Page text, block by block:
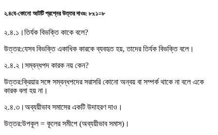
২.৪যে-কোনাে আটটি প্রশ্নের উত্তর দাওঃ: ৮x১=৮
২.৪.১। তির্যক বিভক্তি কাকে বলে?
উত্তর:যেসব বিভক্তি একাধিক কারকে ব্যবহৃত হয়, তাদের তির্যক বিভক্তি বলে।
২.৪.২। সম্বন্ধপদ কারক নয় কেন?
উত্তর:ক্রিয়ার সঙ্গে সম্বন্ধপদের সরাসরি কোনো অন্বয় বা সম্পর্ক থাকে না বলে একে
কারক বলা হয় না।
২.৪.৩। অব্যয়ীভাব সমাসের একটি উদাহরণ দাও।
উত্তর:উপকূল = কূলের সমীপে (অব্যয়ীভাব সমাস)।